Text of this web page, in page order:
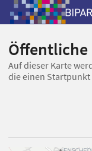
Öffentliche
Auf dieser Karte
die einen Startpunkt